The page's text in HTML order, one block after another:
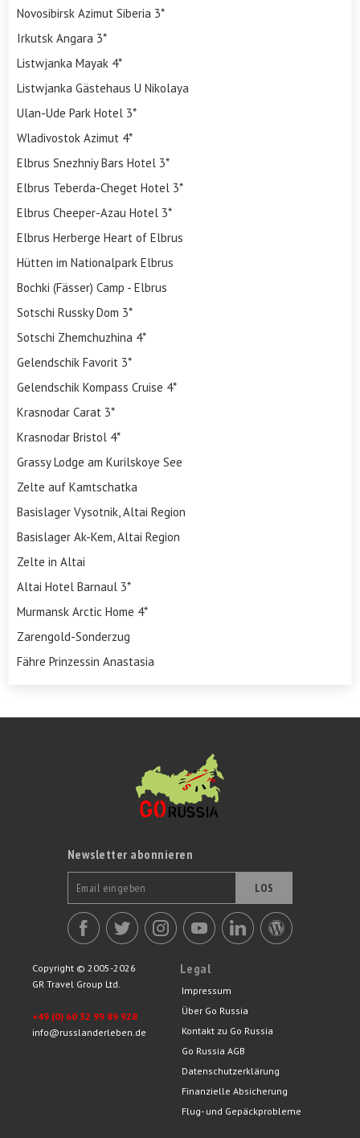
Novosibirsk Azimut Siberia 3*
Irkutsk Angara 3*
Listwjanka Mayak 4*
Listwjanka Gästehaus U Nikolaya
Ulan-Ude Park Hotel 3*
Wladivostok Azimut 4*
Elbrus Snezhniy Bars Hotel 3*
Elbrus Teberda-Cheget Hotel 3*
Elbrus Cheeper-Azau Hotel 3*
Elbrus Herberge Heart of Elbrus
Hütten im Nationalpark Elbrus
Bochki (Fässer) Camp - Elbrus
Sotschi Russky Dom 3*
Sotschi Zhemchuzhina 4*
Gelendschik Favorit 3*
Gelendschik Kompass Cruise 4*
Krasnodar Carat 3*
Krasnodar Bristol 4*
Grassy Lodge am Kurilskoye See
Zelte auf Kamtschatka
Basislager Vysotnik, Altai Region
Basislager Ak-Kem, Altai Region
Zelte in Altai
Altai Hotel Barnaul 3*
Murmansk Arctic Home 4*
Zarengold-Sonderzug
Fähre Prinzessin Anastasia
Newsletter abonnieren
LOS
Copyright © 2005-2026
GR Travel Group Ltd.
+49 (0) 60 32 99 89 928
info@russlanderleben.de
Legal
Impressum
Über Go Russia
Kontakt zu Go Russia
Go Russia AGB
Datenschutzerklärung
Finanzielle Absicherung
Flug- und Gepäckprobleme